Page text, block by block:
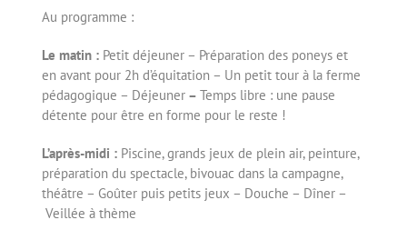
Au programme :
Le matin : Petit déjeuner – Préparation des poneys et
en avant pour 2h d’équitation – Un petit tour à la ferme
pédagogique – Déjeuner– Temps libre : une pause
détente pour être en forme pour le reste !
L’après-midi :Piscine, grands jeux de plein air, peinture,
préparation du spectacle, bivouac dans la campagne,
théâtre – Goûter puis petits jeux – Douche – Dîner –
Veillée à thème